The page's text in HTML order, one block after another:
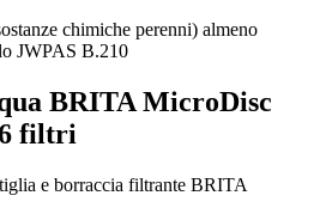
chimiche perenni) almeno
JWPAS B.210
BRITA MicroDisc
6 filtri
e borraccia filtrante BRITA